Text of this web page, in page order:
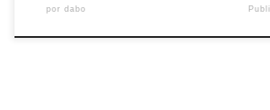
por dabo